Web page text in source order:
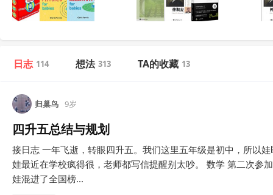
日志 114 想法 313 TA的收藏 13
归巢鸟 9岁
四升五总结与规划
接日志 一年飞逝，转眼四升五。我们这里五年级是初中，所以
娃最近在学校疯得很，老师都写信提醒别太吵。 数学 第二次参
娃混进了全国榜...